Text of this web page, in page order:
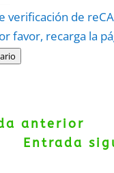
verificación de
favor, recarga la
anterior
Entrada